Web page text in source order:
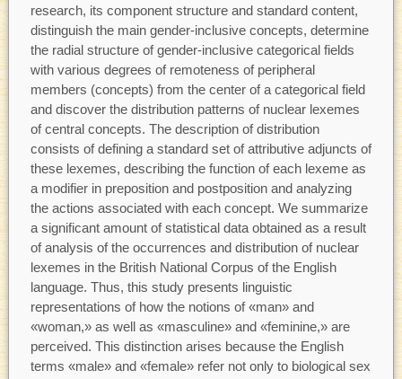
research, its component structure and standard content,
distinguish the main gender-inclusive concepts, determine
the radial structure of gender-inclusive categorical fields
with various degrees of remoteness of peripheral
members (concepts) from the center of a categorical field
and discover the distribution patterns of nuclear lexemes
of central concepts. The description of distribution
consists of defining a standard set of attributive adjuncts of
these lexemes, describing the function of each lexeme as
a modifier in preposition and postposition and analyzing
the actions associated with each concept. We summarize
a significant amount of statistical data obtained as a result
of analysis of the occurrences and distribution of nuclear
lexemes in the British National Corpus of the English
language. Thus, this study presents linguistic
representations of how the notions of «man» and
«woman,» as well as «masculine» and «feminine,» are
perceived. This distinction arises because the English
terms «male» and «female» refer not only to biological sex